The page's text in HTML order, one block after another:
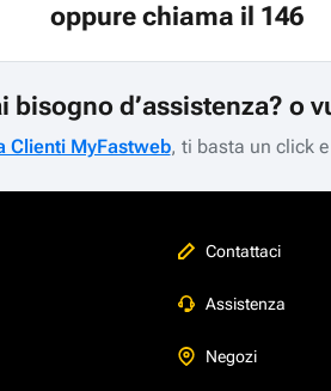
oppure chiama il 146
bisogno d’assistenza? o
Clienti MyFastweb, ti basta un click
Contattaci
Assistenza
Negozi